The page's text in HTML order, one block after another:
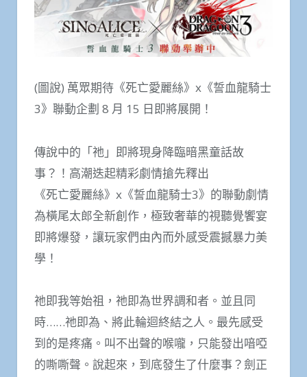
(圖說) 萬眾期待《死亡愛麗絲》x《誓血龍騎士
3》聯動企劃 8 月 15 日即將展開！
傳說中的「祂」即將現身降臨暗黑童話故
事？！高潮迭起精彩劇情搶先釋出
《死亡愛麗絲》x《誓血龍騎士3》的聯動劇情
為橫尾太郎全新創作，極致奢華的視聽覺饗宴
即將爆發，讓玩家們由內而外感受震撼暴力美
學！
祂即我等始祖，祂即為世界調和者。並且同
時……祂即為、將此輪迴終結之人。最先感受
到的是疼痛。叫不出聲的喉嚨，只能發出喑啞
的嘶嘶聲。說起來，到底發生了什麼事？劍正